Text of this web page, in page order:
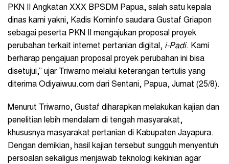
PKN II Angkatan XXX BPSDM Papua, salah satu kepala
dinas kami yakni, Kadis Kominfo saudara Gustaf Griapon
sebagai peserta PKN II mengajukan proposal proyek
perubahan terkait internet pertanian digital, i-Padi. Kami
berharap pengajuan proposal proyek perubahan ini bisa
disetujui,” ujar Triwarno melalui keterangan tertulis yang
diterima Odiyaiwuu.com dari Sentani, Papua, Jumat (25/8).
Menurut Triwarno, Gustaf diharapkan melakukan kajian dan
penelitian lebih mendalam di tengah masyarakat,
khususnya masyarakat pertanian di Kabupaten Jayapura.
Dengan demikian, hasil kajian tersebut sungguh menyentuh
persoalan sekaligus menjawab teknologi kekinian agar